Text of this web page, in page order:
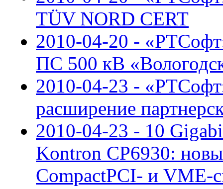
TÜV NORD CERT
2010-04-20 -
ПС 500 кВ
2010-04-23 -
расширение
2010-04-23 - 10
Kontron CP6930:
CompactPCI- и VME-